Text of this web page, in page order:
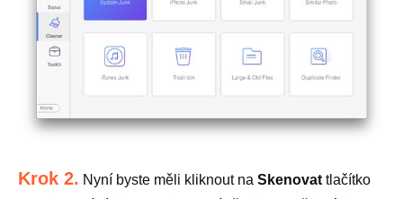
Krok 2. Nyní byste měli kliknout na Skenovat tlačítko